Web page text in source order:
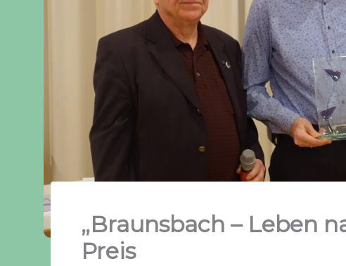
„Braunsbach – Leben
Preis